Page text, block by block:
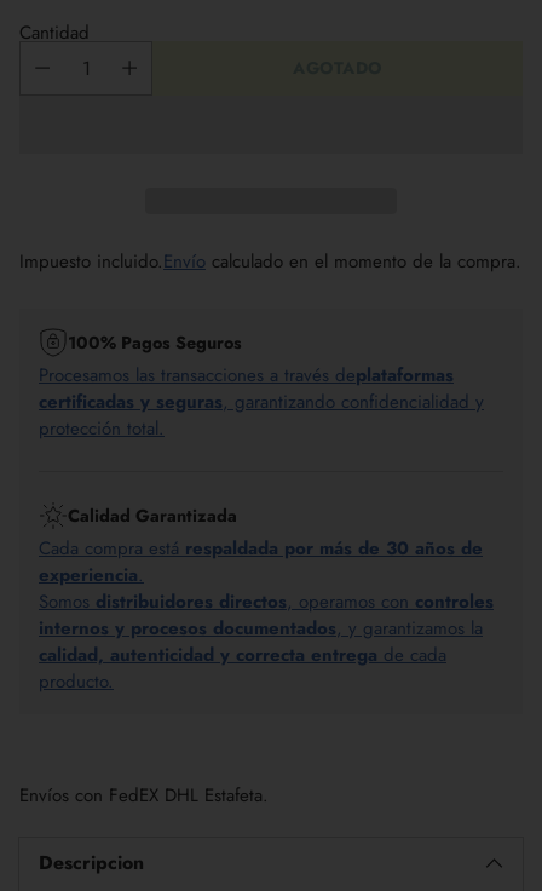
Cantidad
Impuesto incluido.Envío calculado en el momento de la compra.
100% Pagos Seguros
Procesamos las transacciones a través deplataformas
certificadas y seguras, garantizando confidencialidad y
protección total.
Calidad Garantizada
Cada compra está respaldada por más de 30 años de
experiencia.
Somos distribuidores directos, operamos con controles
internos y procesos documentados, y garantizamos la
calidad, autenticidad y correcta entrega de cada
producto.
un
producto
Envíos con FedEX DHL Estafeta.
Descripcion